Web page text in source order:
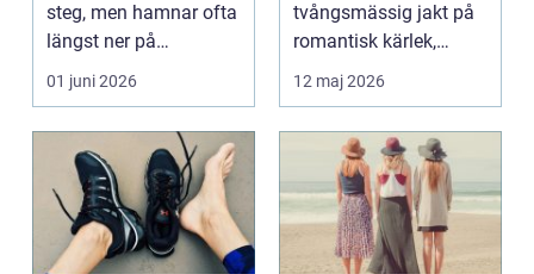
steg, men hamnar ofta
längst ner på
prioriteringslistan.
Mån...
01 juni 2026
tvångsmässig jakt på
romantisk kärlek,
närhet eller
bekräftelse...
12 maj 2026